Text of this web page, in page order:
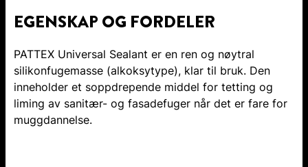
EGENSKAP OG FORDELER
PATTEX Universal Sealant er en ren og nøytral
silikonfugemasse (alkoksytype), klar til bruk. Den
inneholder et soppdrepende middel for tetting og
liming av sanitær- og fasadefuger når det er fare for
muggdannelse.